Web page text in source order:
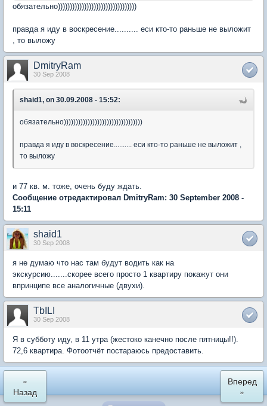
обязательно)))))))))))))))))))))))))))))))))
правда я иду в воскресение.......... еси кто-то раньше не выложит
, то выложу
DmitryRam
30 Sep 2008
shaid1, on 30.09.2008 - 15:52:
обязательно)))))))))))))))))))))))))))))))))
правда я иду в воскресение.......... еси кто-то раньше не выложит ,
то выложу
и 77 кв. м. тоже, очень буду ждать.
Сообщение отредактировал DmitryRam: 30 September 2008 -
15:11
shaid1
30 Sep 2008
я не думаю что нас там будут водить как на
экскурсию.......скорее всего просто 1 квартиру покажут они
впринципе все аналогичные (двухи).
TbILI
30 Sep 2008
Я в субботу иду, в 11 утра (жестоко канечно после пятницы!!).
72,6 квартира. Фотоотчёт постараюсь предоставить.
«
Назад
Вперед
»